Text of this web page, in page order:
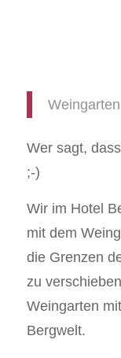
Wer sagt,
;-)
Wir im Hotel
mit dem
die Grenzen
zu
Weingarten
Bergwelt.